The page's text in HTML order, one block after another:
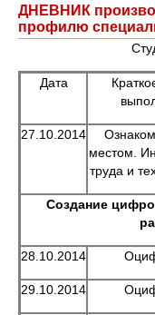
ДНЕВНИК
профилю
Дата
27.10.2014
местом.
труда и
Создание
28.10.2014
29.10.2014